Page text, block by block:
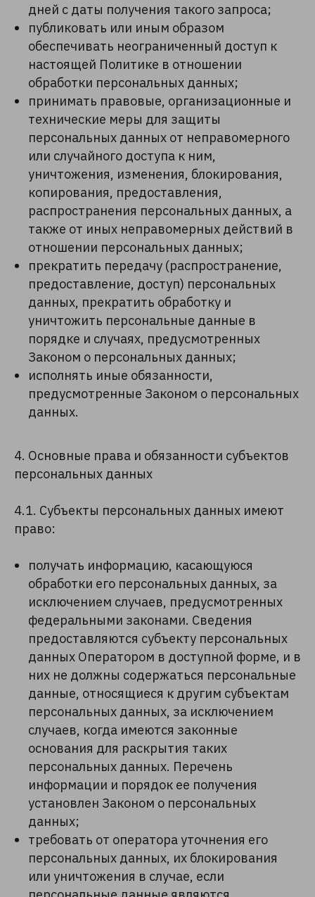
дней с даты получения такого запроса;
публиковать или иным образом
обеспечивать неограниченный доступ к
настоящей Политике в отношении
обработки персональных данных;
принимать правовые, организационные и
технические меры для защиты
персональных данных от неправомерного
или случайного доступа к ним,
уничтожения, изменения, блокирования,
копирования, предоставления,
распространения персональных данных, а
также от иных неправомерных действий в
отношении персональных данных;
прекратить передачу (распространение,
предоставление, доступ) персональных
данных, прекратить обработку и
уничтожить персональные данные в
порядке и случаях, предусмотренных
Законом о персональных данных;
исполнять иные обязанности,
предусмотренные Законом о персональных
данных.
4. Основные права и обязанности субъектов
персональных данных
4.1. Субъекты персональных данных имеют
право:
получать информацию, касающуюся
обработки его персональных данных, за
исключением случаев, предусмотренных
федеральными законами. Сведения
предоставляются субъекту персональных
данных Оператором в доступной форме, и в
них не должны содержаться персональные
данные, относящиеся к другим субъектам
персональных данных, за исключением
случаев, когда имеются законные
основания для раскрытия таких
персональных данных. Перечень
информации и порядок ее получения
установлен Законом о персональных
данных;
требовать от оператора уточнения его
персональных данных, их блокирования
или уничтожения в случае, если